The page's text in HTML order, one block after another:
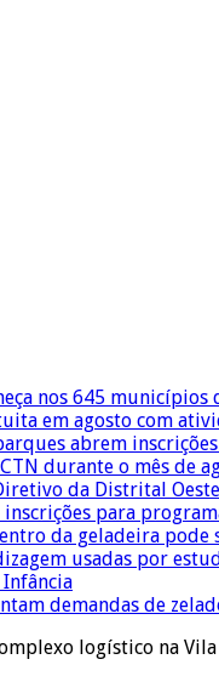
nos 645 municípios
em agosto com
abrem
durante o mês de
da Distrital Oeste
para
da geladeira
usadas por
demandas de
logístico na